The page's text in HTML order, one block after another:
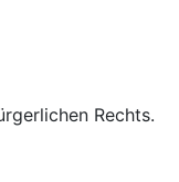
Rechts.